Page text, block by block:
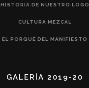
HISTORIA DE NUESTRO LOGO
CULTURA MEZCAL
EL PORQUÉ DEL MANIFIESTO
GALERÍA 2019-20